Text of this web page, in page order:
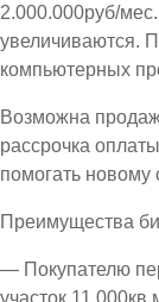
2.000.000руб/
увеличиваются.
компьютерных
Возможна
рассрочка
помогать новому
Преимущества
— Покупателю
участок